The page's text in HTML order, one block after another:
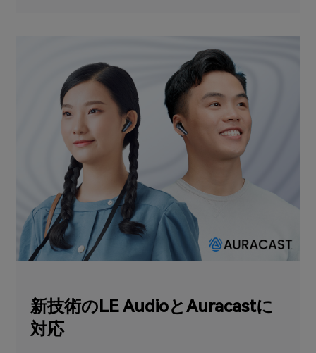
新技術のLE AudioとAuracastに
対応